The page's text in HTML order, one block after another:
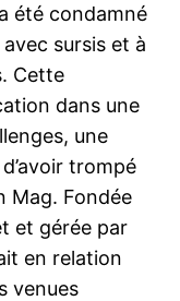
été condamné
sursis et à
Cette
dans une
une
trompé
Mag. Fondée
et gérée par
en relation
venues